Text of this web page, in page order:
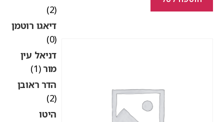
דיאגו רוטמן
דניאל עין
מור(1)
הדר ראובן
היטו